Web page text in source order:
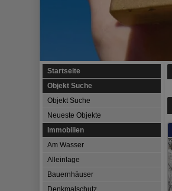
Startseite
Objekt Suche
Objekt Suche
Neueste Objekte
Immobilien
Am Wasser
Alleinlage
Bauernhäuser
Denkmalschutz